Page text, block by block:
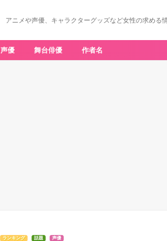
アニメや声優、キャラクターグッズなど女性の求める
声優 舞台俳優 作者名
ランキング 話題 声優